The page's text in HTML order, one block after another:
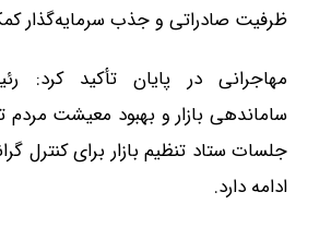
ظرفیت صادراتی و جذب سرمایه‌گذار
مهاجرانی در پایان تأکید کرد:
ساماندهی بازار و بهبود معیشت مردم
جلسات ستاد تنظیم بازار برای کنترل
ادامه دارد.